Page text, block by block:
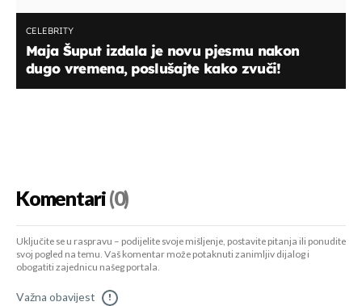
CELEBRITY
Maja Šuput izdala je novu pjesmu nakon
dugo vremena, poslušajte kako zvuči!
Komentari(0)
Uključite se u raspravu – podijelite svoje mišljenje, postavite pitanja ili ponudite
svoj pogled na temu. Vaš komentar može potaknuti zanimljiv dijalog i
obogatiti zajednicu našeg portala.
Važna obavijest !